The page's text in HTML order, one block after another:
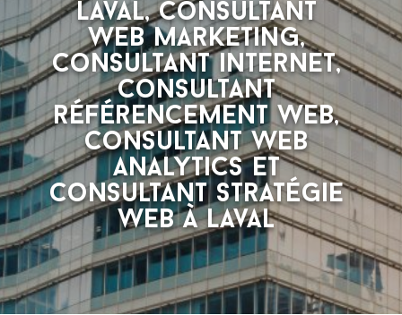
Laval, consultant
web marketing,
consultant internet,
consultant
référencement web,
consultant web
analytics et
consultant stratégie
web à Laval